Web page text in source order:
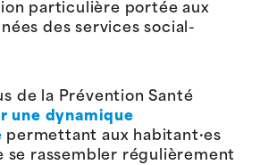
particulière portée aux
des services social-
de la Prévention Santé
une dynamique
permettant aux habitant·es
se rassembler régulièrement